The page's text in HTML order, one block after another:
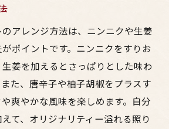
アレンジ方法は、ニンニクや生姜
ポイントです。ニンニクをすりお
姜を加えるとさっぱりとした味わ
た、唐辛子や柚子胡椒をプラスす
爽やかな風味を楽しめます。自分
て、オリジナリティー溢れる照り